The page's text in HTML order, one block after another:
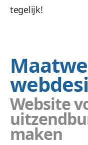
tegelijk!
Website
maken